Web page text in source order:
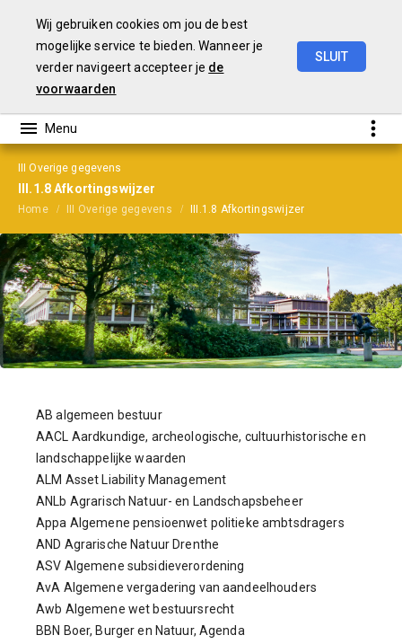
Wij gebruiken cookies om jou de best
mogelijke service te bieden. Wanneer je
verder navigeert accepteer je de
voorwaarden
SLUIT
III Overige gegevens
III.1.8 Afkortingswijzer
Home III Overige gegevens III.1.8 Afkortingswijzer
AB algemeen bestuur
AACL Aardkundige, archeologische, cultuurhistorische en
landschappelijke waarden
ALM Asset Liability Management
ANLb Agrarisch Natuur- en Landschapsbeheer
Appa Algemene pensioenwet politieke ambtsdragers
AND Agrarische Natuur Drenthe
ASV Algemene subsidieverordening
AvA Algemene vergadering van aandeelhouders
Awb Algemene wet bestuursrecht
BBN Boer, Burger en Natuur, Agenda